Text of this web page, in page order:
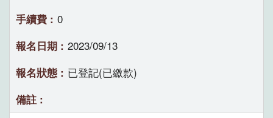
0
2023/09/13
已登記(已繳款)